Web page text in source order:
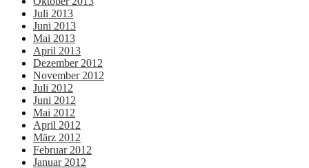
Juli 2013
Juni 2013
Mai 2013
April 2013
Dezember 2012
November 2012
Juli 2012
Juni 2012
Mai 2012
April 2012
März 2012
Februar 2012
Januar 2012